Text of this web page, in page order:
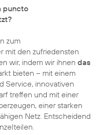
puncto
zum
mit den zufriedensten
wir, indem wir ihnen das
bieten – mit einem
Service, innovativen
treffen und mit einer
einer starken
Netz. Entscheidend